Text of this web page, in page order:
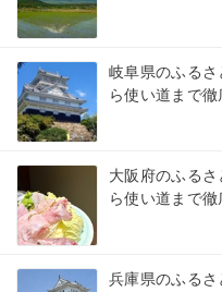
岐阜県のふる
ら使い道まで徹
大阪府のふる
ら使い道まで徹
兵庫県のふる